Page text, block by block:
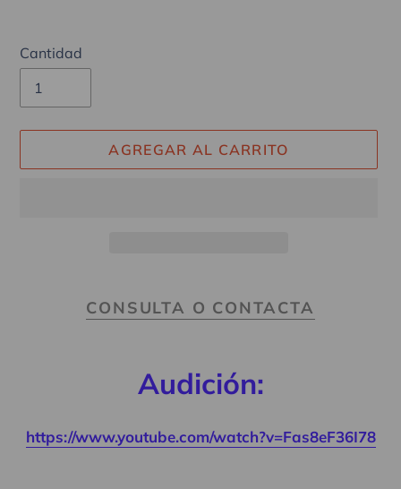
Cantidad
AGREGAR AL CARRITO
CONSULTA O CONTACTA
Audición:
https://www.youtube.com/watch?v=Fas8eF36I78